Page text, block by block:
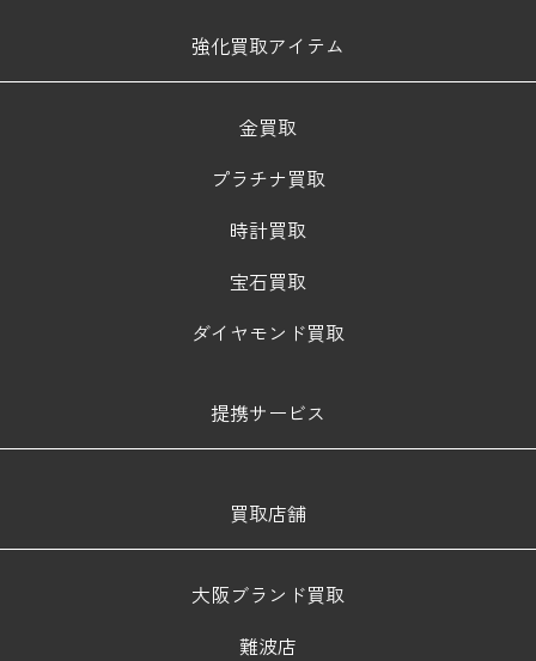
強化買取アイテム
金買取
プラチナ買取
時計買取
宝石買取
ダイヤモンド買取
提携サービス
買取店舗
大阪ブランド買取
難波店